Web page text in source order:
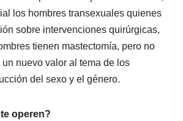
los hombres transexuales quienes
sobre intervenciones quirúrgicas,
tienen mastectomía, pero no
nuevo valor al tema de los
del sexo y el género.
operen?